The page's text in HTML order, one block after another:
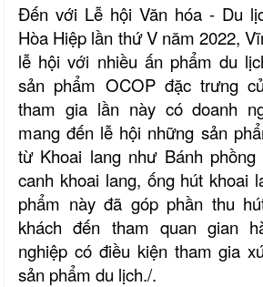
Đến với Lễ hội Văn hóa - Du
Hòa Hiệp lần thứ V năm 2022,
lễ hội với nhiều ấn phẩm du
sản phẩm OCOP đặc trưng
tham gia lần này có doanh
mang đến lễ hội những sản
từ Khoai lang như Bánh phồng
canh khoai lang, ống hút khoai
phẩm này đã góp phần thu
khách đến tham quan gian
nghiệp có điều kiện tham gia
sản phẩm du lịch./.